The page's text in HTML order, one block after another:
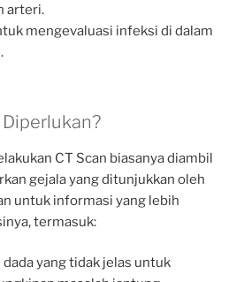
arteri.
mengevaluasi infeksi di dalam
Diperlukan?
CT Scan biasanya diambil
gejala yang ditunjukkan oleh
untuk informasi yang lebih
termasuk:
yang tidak jelas untuk